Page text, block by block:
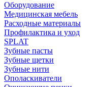
Оборудование
Медицинская мебель
Расходные материалы
Профилактика и уход
SPLAT
Зубные пасты
Зубные щетки
Зубные нити
Ополаскиватели